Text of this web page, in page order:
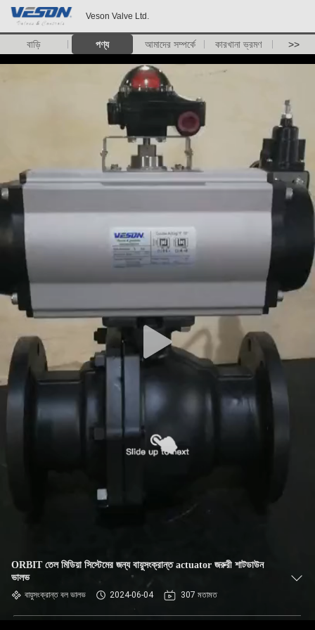
Veson Valve Ltd.
বাড়ি পণ্য আমাদের সম্পর্কে কারখানা ভ্রমণ >>
ORBIT তেল মিডিয়া সিস্টেমের জন্য বায়ুসংক্রান্ত actuator জরুরী শাটডাউন
ভালভ
বায়ুসংক্রান্ত বল ভালভ 2024-06-04 307 মতামত